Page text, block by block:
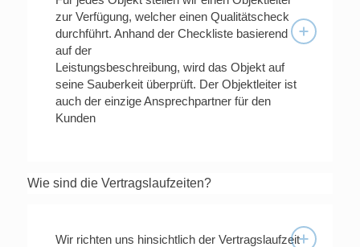
zur Verfügung, welcher einen Qualitätscheck
durchführt. Anhand der Checkliste basierend
auf der
Leistungsbeschreibung, wird das Objekt auf
seine Sauberkeit überprüft. Der Objektleiter ist
auch der einzige Ansprechpartner für den
Kunden
Wie sind die Vertragslaufzeiten?
Wir richten uns hinsichtlich der Vertragslaufzeit